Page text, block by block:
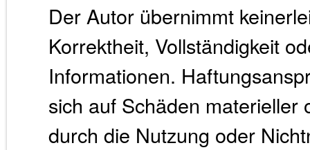
Der Autor übernimmt
Korrektheit, Vollständigkeit
Informationen.
sich auf Schäden
durch die Nutzung oder